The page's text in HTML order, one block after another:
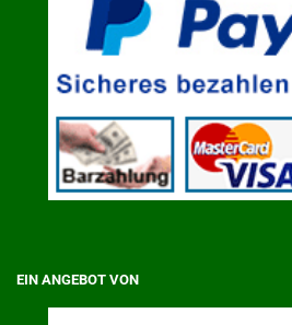
EIN ANGEBOT VON